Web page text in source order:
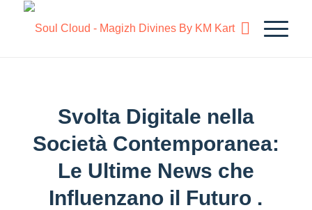
Svolta Digitale nella
Società Contemporanea:
Le Ultime News che
Influenzano il Futuro .